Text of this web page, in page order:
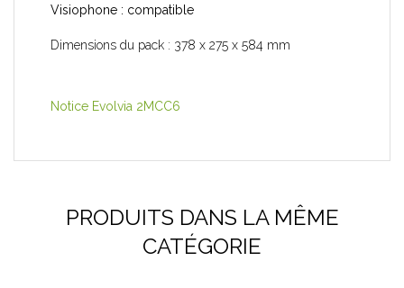
Visiophone : compatible
Dimensions du pack : 378 x 275 x 584 mm
Notice Evolvia 2MCC6
PRODUITS DANS LA MÊME
CATÉGORIE